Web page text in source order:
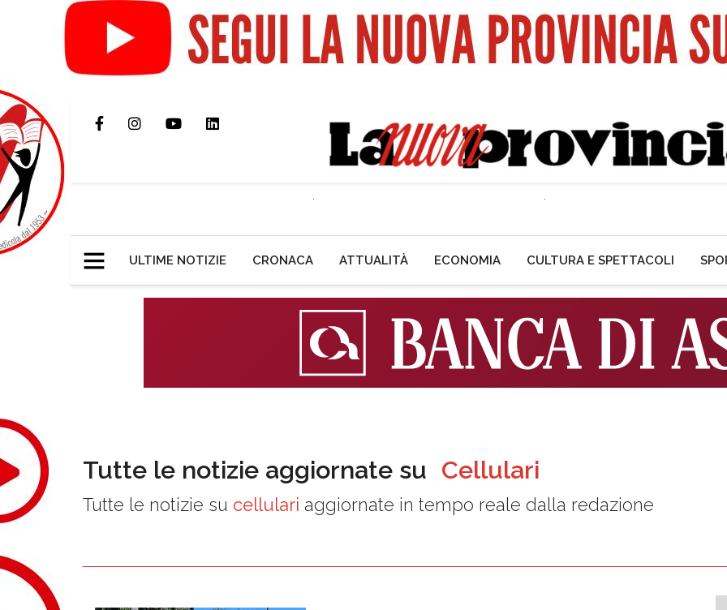
ULTIME NOTIZIE CRONACA ATTUALITÀ ECONOMIA CULTURA E SPETTACOLI
Tutte le notizie aggiornate su Cellulari
Tutte le notizie su cellulari aggiornate in tempo reale dalla redazione